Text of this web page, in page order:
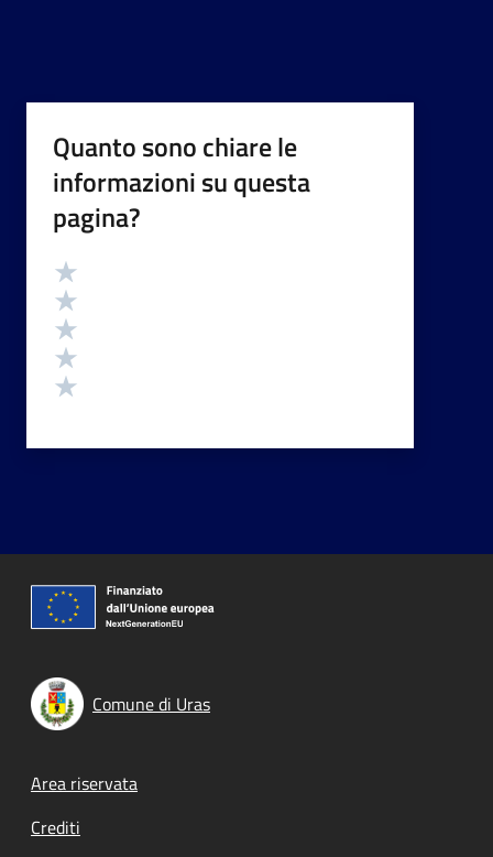
Quanto sono chiare le
informazioni su questa
pagina?
Valutazione
Comune di Uras
Footer menu
Area riservata
Crediti